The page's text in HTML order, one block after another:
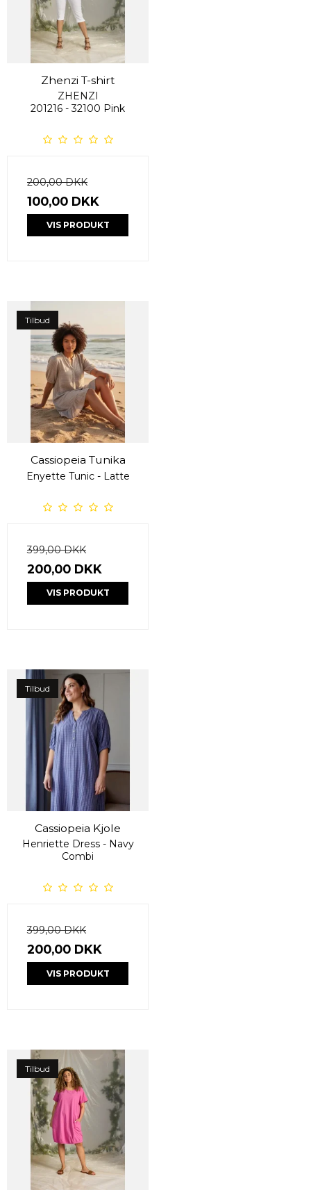
Zhenzi T-shirt
ZHENZI
201216 - 32100 Pink
200,00 DKK
100,00 DKK
VIS PRODUKT
Tilbud
Cassiopeia Tunika
Enyette Tunic - Latte
399,00 DKK
200,00 DKK
VIS PRODUKT
Tilbud
Cassiopeia Kjole
Henriette Dress - Navy
Combi
399,00 DKK
200,00 DKK
VIS PRODUKT
Tilbud